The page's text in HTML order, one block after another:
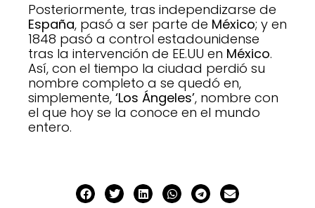
Posteriormente, tras independizarse de
España, pasó a ser parte de México; y en
1848 pasó a control estadounidense
tras la intervención de EE.UU en México.
Así, con el tiempo la ciudad perdió su
nombre completo a se quedó en,
simplemente, ‘Los Ángeles’, nombre con
el que hoy se la conoce en el mundo
entero.